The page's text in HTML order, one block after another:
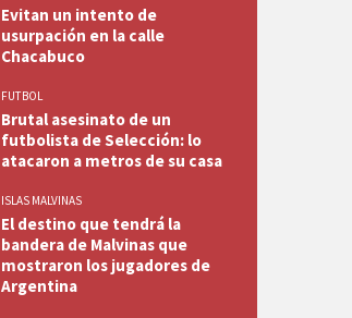
Evitan un intento de
usurpación en la calle
Chacabuco
FUTBOL
Brutal asesinato de un
futbolista de Selección: lo
atacaron a metros de su casa
ISLAS MALVINAS
El destino que tendrá la
bandera de Malvinas que
mostraron los jugadores de
Argentina